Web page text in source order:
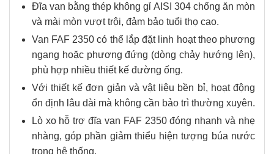
Đĩa van bằng thép không gỉ AISI 304 chống ăn mòn
và mài mòn vượt trội, đảm bảo tuổi thọ cao.
Van FAF 2350 có thể lắp đặt linh hoạt theo phương
ngang hoặc phương đứng (dòng chảy hướng lên),
phù hợp nhiều thiết kế đường ống.
Với thiết kế đơn giản và vật liệu bền bỉ, hoạt động
ổn định lâu dài mà không cần bảo trì thường xuyên.
Lò xo hỗ trợ đĩa van FAF 2350 đóng nhanh và nhẹ
nhàng, góp phần giảm thiểu hiện tượng búa nước
trong hệ thống.